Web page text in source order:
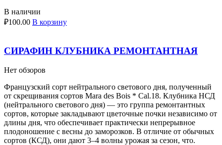
В наличии
₽100.00 В корзину
СИРАФИН КЛУБНИКА РЕМОНТАНТНАЯ
Нет обзоров
Французский сорт нейтрального светового дня, полученный
от скрещивания сортов Mara des Bois * Cal.18. Клубника НСД
(нейтрального светового дня) — это группа ремонтантных
сортов, которые закладывают цветочные почки независимо от
длины дня, что обеспечивает практически непрерывное
плодоношение с весны до заморозков. В отличие от обычных
сортов (КСД), они дают 3–4 волны урожая за сезон, что.